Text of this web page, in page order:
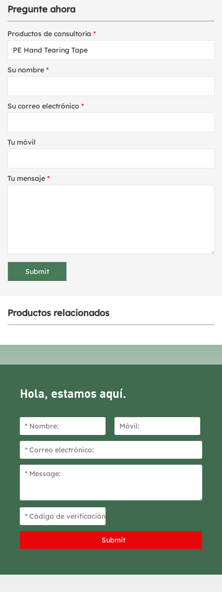
Pregunte ahora
Productos de consultoría *
Su nombre *
Su correo electrónico *
Tu móvil
Tu mensaje *
Productos relacionados
Hola, estamos aquí.